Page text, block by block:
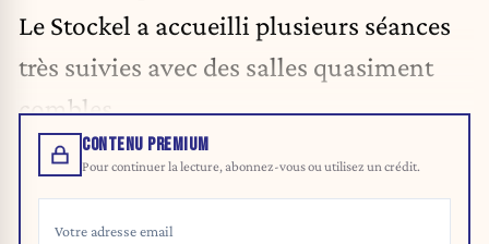
Le Stockel a accueilli plusieurs séances
très suivies avec des salles quasiment
combles.
CONTENU PREMIUM
Pour continuer la lecture, abonnez-vous ou utilisez un crédit.